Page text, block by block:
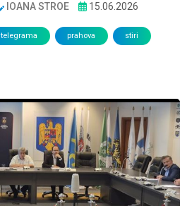
IOANA STROE 15.06.2026
telegrama prahova stiri